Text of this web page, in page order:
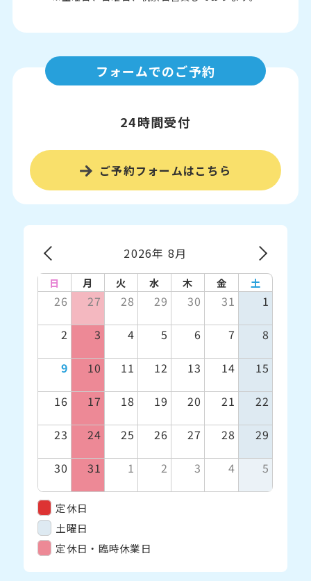
フォームでのご予約
24時間受付
ご予約フォームはこちら
2026年 8月
日 月 火 水 木 金 土
26 27 28 29 30 31
1
2
3 4 5 6 7
8
9
10 11 12 13 14
15
16
17 18 19 20 21
22
23
24 25 26 27 28
29
30
31 1 2 3 4 5
定休日
土曜日
定休日・臨時休業日